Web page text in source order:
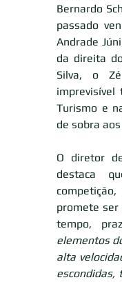
Bernardo
passado
Andrade
da direita
Silva, o
imprevisível
Turismo e
de sobra
O diretor
destaca
promete ser
tempo,
elementos
alta
escondidas,